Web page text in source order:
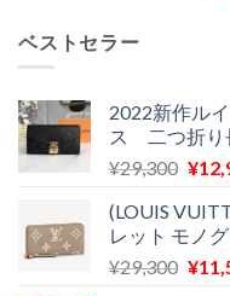
で
し
ベストセラー
2022新作ル
ス 二つ折り
¥29,300 元
価
格
は
¥
(LOUIS
レット モノ
¥29,300 元
¥